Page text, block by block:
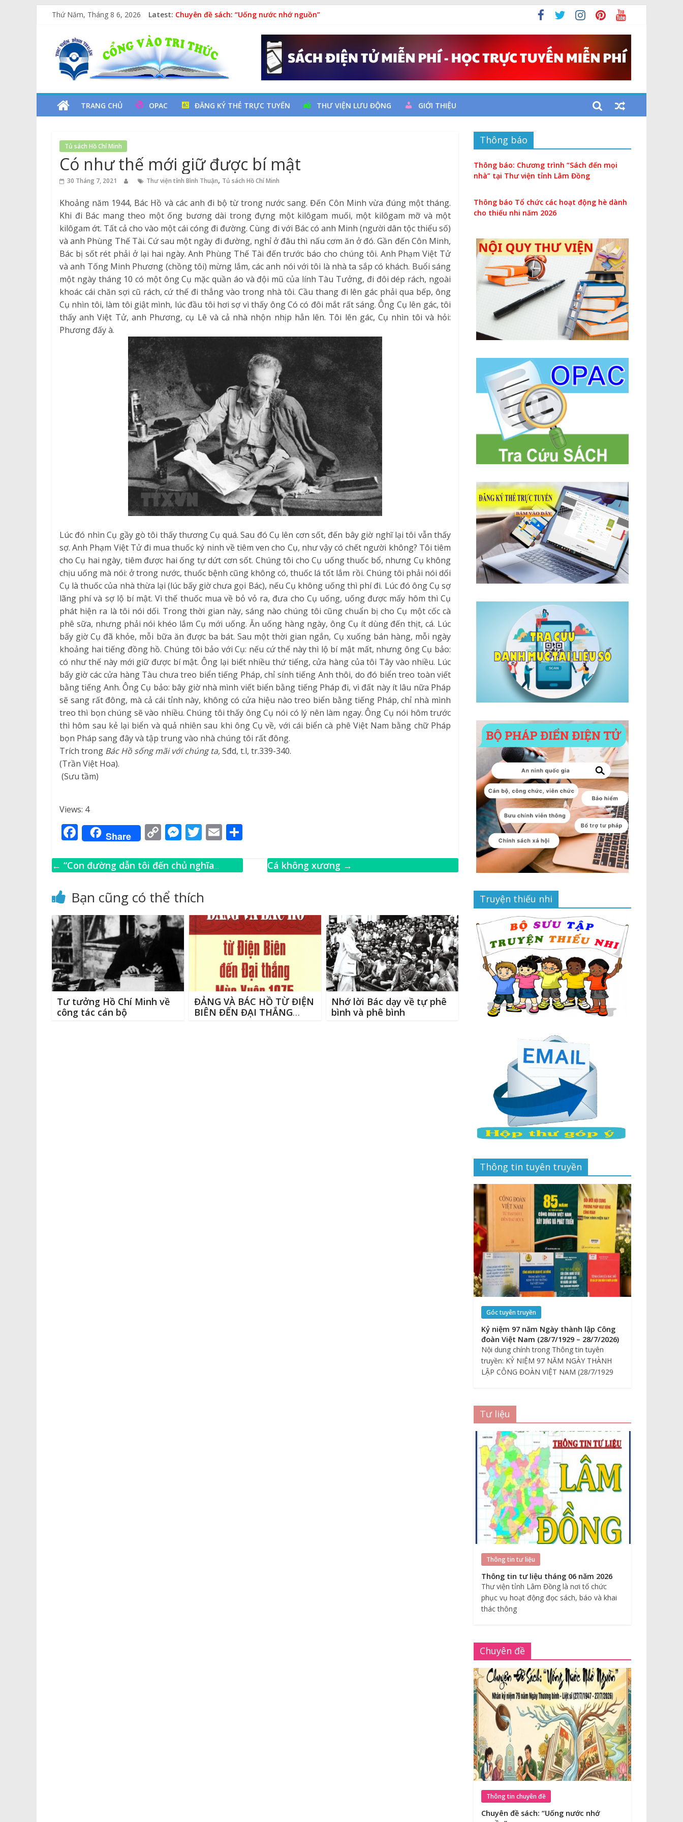
Thứ Năm, Tháng 8 6, 2026 Latest: Chuyên đề sách: “Uống nước nhớ nguồn”
Vịt Con Cẩu Thả
Lan tỏa văn hóa đọc qua chương trình giao lưu và trao tặng sách cho thiếu nhi
Kỷ niệm 97 năm Ngày thành lập Công đoàn Việt Nam (28/7/1929 – 28/7/2026)
Thư
Viện
Tỉnh
Bình
Thuận
Cổng
Tri
Thức
TRANG CHỦ OPAC ĐĂNG KÝ THẺ TRỰC TUYẾN THƯ VIỆN LƯU ĐỘNG GIỚI THIỆU
Tủ sách Hồ Chí Minh
Có như thế mới giữ được bí mật
30 Tháng 7, 2021 Thư viện tỉnh Bình Thuận, Tủ sách Hồ Chí Minh
Khoảng năm 1944, Bác Hồ và các anh đi bộ từ trong nước sang. Đến Côn Minh vừa đúng một tháng.
Khi đi Bác mang theo một ống bương dài trong đựng một kilôgam muối, một kilôgam mỡ và một
kilôgam ớt. Tất cả cho vào một cái cóng đi đường. Cùng đi với Bác có anh Minh (người dân tộc thiểu số)
và anh Phùng Thế Tài. Cứ sau một ngày đi đường, nghỉ ở đâu thì nấu cơm ăn ở đó. Gần đến Côn Minh,
Bác bị sốt rét phải ở lại hai ngày. Anh Phùng Thế Tài đến trước báo cho chúng tôi. Anh Phạm Việt Tử
và anh Tống Minh Phương (chồng tôi) mừng lắm, các anh nói với tôi là nhà ta sắp có khách. Buổi sáng
một ngày tháng 10 có một ông Cụ mặc quần áo và đội mũ của lính Tàu Tưởng, đi đôi dép rách, ngoài
khoác cái chăn sợi cũ rách, cứ thế đi thẳng vào trong nhà tôi. Cầu thang đi lên gác phải qua bếp, ông
Cụ nhìn tôi, làm tôi giật mình, lúc đầu tôi hơi sợ vì thấy ông Có có đôi mắt rất sáng. Ông Cụ lên gác, tôi
thấy anh Việt Tử, anh Phương, cụ Lê và cả nhà nhộn nhịp hẳn lên. Tôi lên gác, Cụ nhìn tôi và hỏi:
Phương đấy à.
Lúc đó nhìn Cụ gầy gò tôi thấy thương Cụ quá. Sau đó Cụ lên cơn sốt, đến bây giờ nghĩ lại tôi vẫn thấy
sợ. Anh Phạm Việt Tử đi mua thuốc ký ninh về tiêm ven cho Cụ, như vậy có chết người không? Tôi tiêm
cho Cụ hai ngày, tiêm được hai ống tự dứt cơn sốt. Chúng tôi cho Cụ uống thuốc bổ, nhưng Cụ không
chịu uống mà nói: ở trong nước, thuốc bệnh cũng không có, thuốc lá tốt lắm rồi. Chúng tôi phải nói dối
Cụ là thuốc của nhà thừa lại (lúc bấy giờ chưa gọi Bác), nếu Cụ không uống thì phí đi. Lúc đó ông Cụ sợ
lãng phí và sợ lộ bí mật. Vì thế thuốc mua về bỏ vỏ ra, đưa cho Cụ uống, uống được mấy hôm thì Cụ
phát hiện ra là tôi nói dối. Trong thời gian này, sáng nào chúng tôi cũng chuẩn bị cho Cụ một cốc cà
phê sữa, nhưng phải nói khéo lắm Cụ mới uống. Ăn uống hàng ngày, ông Cụ ít dùng đến thịt, cá. Lúc
bấy giờ Cụ đã khỏe, mỗi bữa ăn được ba bát. Sau một thời gian ngắn, Cụ xuống bán hàng, mỗi ngày
khoảng hai tiếng đồng hồ. Chúng tôi bảo với Cụ: nếu cứ thế này thì lộ bí mật mất, nhưng ông Cụ bảo:
có như thế này mới giữ được bí mật. Ông lại biết nhiều thứ tiếng, cửa hàng của tôi Tây vào nhiều. Lúc
bấy giờ các cửa hàng Tàu chưa treo biển tiếng Pháp, chỉ sính tiếng Anh thôi, do đó biển treo toàn viết
bằng tiếng Anh. Ông Cụ bảo: bây giờ nhà mình viết biển bằng tiếng Pháp đi, vì đất này ít lâu nữa Pháp
sẽ sang rất đông, mà cả cái tỉnh này, không có cửa hiệu nào treo biển bằng tiếng Pháp, chỉ nhà mình
treo thì bọn chúng sẽ vào nhiều. Chúng tôi thấy ông Cụ nói có lý nên làm ngay. Ông Cụ nói hôm trước
thì hôm sau kẻ lại biển và quả nhiên sau khi ông Cụ về, với cái biển cà phê Việt Nam bằng chữ Pháp
bọn Pháp sang đây và tập trung vào nhà chúng tôi rất đông.
Trích trong Bác Hồ sống mãi với chúng ta,Sđd, t.l, tr.339-340.
(Trần Việt Hoa).
(Sưu tầm)
Views: 4
F
a
c
b
o
o
k
Share C
p
Li
n
k
M
ss
n
g
e
r
T
it
r
E
ai ar
← “Con đường dẫn tôi đến chủ nghĩa
Cá không xương →
Bạn cũng có thể thích
Tư tưởng Hồ Chí Minh về
công tác cán bộ
ĐẢNG VÀ BÁC HỒ TỪ ĐIỆN
BIÊN ĐẾN ĐẠI THẮNG
Nhớ lời Bác dạy về tự phê
bình và phê bình
Thông báo
Thông báo: Chương trình “Sách đến mọi
nhà” tại Thư viện tỉnh Lâm Đồng
Thông báo Tổ chức các hoạt động hè dành
cho thiếu nhi năm 2026
Truyện thiếu nhi
Thông tin tuyên truyền
Góc tuyên truyền
Kỷ niệm 97 năm Ngày thành lập Công
đoàn Việt Nam (28/7/1929 – 28/7/2026)
Nội dung chính trong Thông tin tuyên
truyền: KỶ NIỆM 97 NĂM NGÀY THÀNH
LẬP CÔNG ĐOÀN VIỆT NAM (28/7/1929
Tư liệu
Thông tin tư liệu
Thông tin tư liệu tháng 06 năm 2026
Thư viện tỉnh Lâm Đồng là nơi tổ chức
phục vụ hoạt động đọc sách, báo và khai
thác thông
Chuyên đề
Thông tin chuyên đề
Chuyên đề sách: “Uống nước nhớ